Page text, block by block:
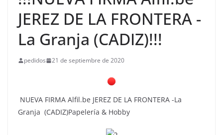
JEREZ DE LA FRONTERA -
La Granja (CADIZ)!!!
pedidos 21 de septiembre de 2020
NUEVA FIRMA Alfil.be JEREZ DE LA FRONTERA -La
Granja (CADIZ)Papelería & Hobby